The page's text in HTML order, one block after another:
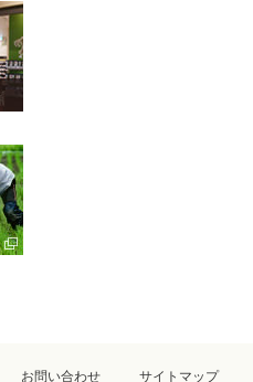
お問い合わせ サイトマップ